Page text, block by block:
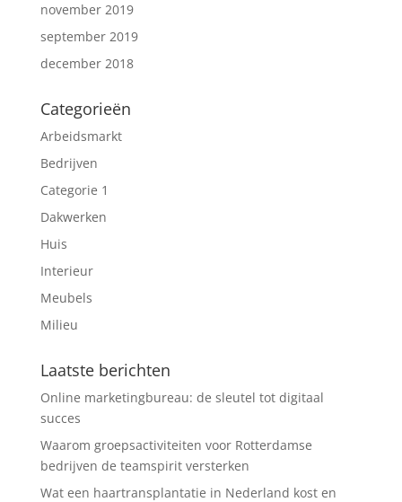
november 2019
september 2019
december 2018
Categorieën
Arbeidsmarkt
Bedrijven
Categorie 1
Dakwerken
Huis
Interieur
Meubels
Milieu
Laatste berichten
Online marketingbureau: de sleutel tot digitaal
succes
Waarom groepsactiviteiten voor Rotterdamse
bedrijven de teamspirit versterken
Wat een haartransplantatie in Nederland kost en